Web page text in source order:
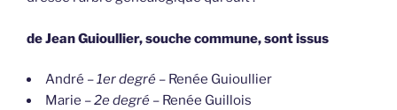
de Jean Guioullier, souche commune, sont issus
André –1er degré – Renée Guioullier
Marie –2e degré – Renée Guillois